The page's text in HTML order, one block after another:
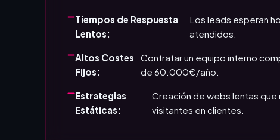
Venden "Métricas de
Vanidad":
Reportes de likes,
sin ventas.
Tiempos de Respuesta
Lentos:
Los leads esperan
atendidos.
Altos Costes
Fijos:
Contratar un equipo interno
de 60.000€/año.